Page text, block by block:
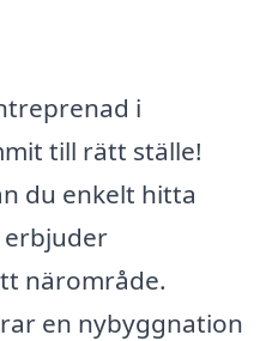
i
till rätt ställe!
du enkelt hitta
närområde.
en nybyggnation